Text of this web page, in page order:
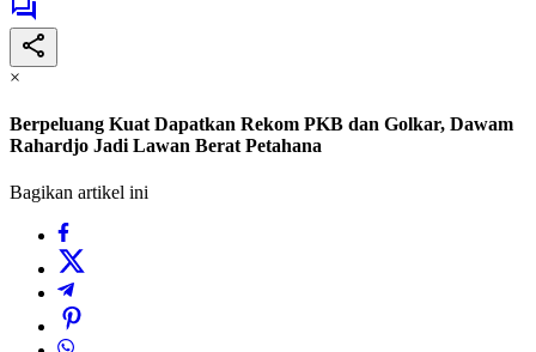
×
Berpeluang Kuat Dapatkan Rekom PKB dan Golkar, Dawam
Rahardjo Jadi Lawan Berat Petahana
Bagikan artikel ini